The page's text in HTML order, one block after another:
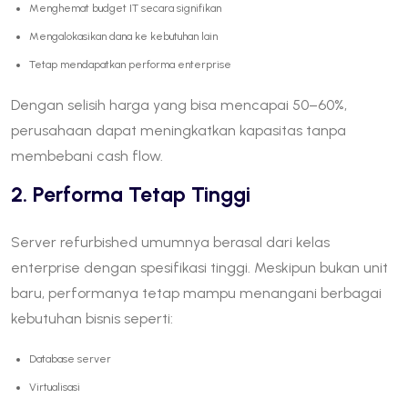
Menghemat budget IT secara signifikan
Mengalokasikan dana ke kebutuhan lain
Tetap mendapatkan performa enterprise
Dengan selisih harga yang bisa mencapai 50–60%,
perusahaan dapat meningkatkan kapasitas tanpa
membebani cash flow.
2. Performa Tetap Tinggi
Server refurbished umumnya berasal dari kelas
enterprise dengan spesifikasi tinggi. Meskipun bukan unit
baru, performanya tetap mampu menangani berbagai
kebutuhan bisnis seperti:
Database server
Virtualisasi